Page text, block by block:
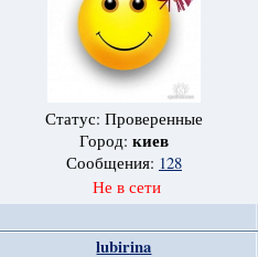
Статус: Проверенные
Город: киев
Сообщения: 128
Не в сети
lubirina